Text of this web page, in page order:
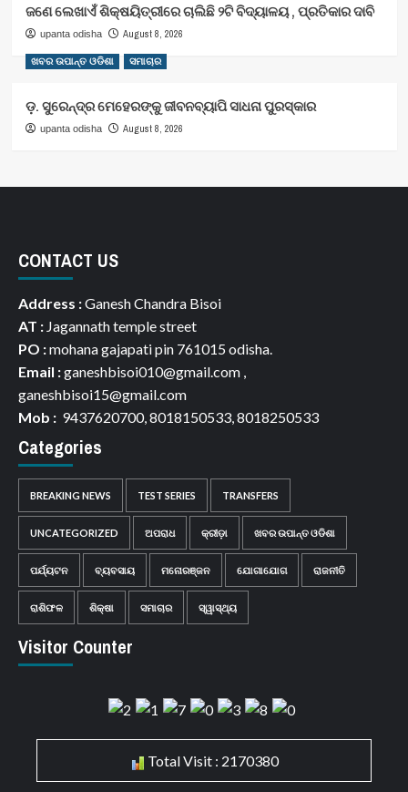
ଜଣେ ଲେଖାଏଁ ଶିକ୍ଷୟିତ୍ରୀରେ ଚାଲିଛି ୨ଟି ବିଦ୍ୟାଳୟ , ପ୍ରତିକାର ଦାବି
upanta odisha August 8, 2026
ଖବର ଉପାନ୍ତ ଓଡିଶା ସମାଚାର
ଡ଼. ସୁରେନ୍ଦ୍ର ମେହେରଙ୍କୁ ଜୀବନବ୍ୟାପି ସାଧନା ପୁରସ୍କାର
upanta odisha August 8, 2026
CONTACT US
Address :Ganesh Chandra Bisoi
AT : Jagannath temple street
PO :mohana gajapati pin 761015 odisha.
Email :ganeshbisoi010@gmail.com ,
ganeshbisoi15@gmail.com
Mob : 9437620700, 8018150533, 8018250533
Categories
BREAKING NEWS TEST SERIES TRANSFERS
UNCATEGORIZED ଅପରାଧ କ୍ରୀଡ଼ା ଖବର ଉପାନ୍ତ ଓଡିଶା
ପର୍ଯ୍ୟଟନ ବ୍ୟବସାୟ ମନୋରଞ୍ଜନ ଯୋଗାଯୋଗ ରାଜନୀତି
ରାଶିଫଳ ଶିକ୍ଷା ସମାଚାର ସ୍ୱାସ୍ଥ୍ୟ
Visitor Counter
Total Visit : 2170380